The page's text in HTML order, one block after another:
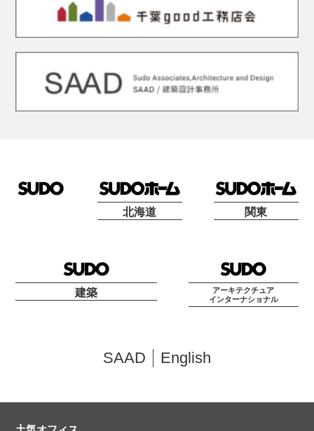
北海道 関東
建築
アーキテクチュア
インターナショナル
SAAD English